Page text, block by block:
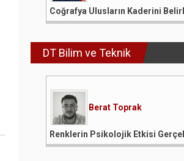
Coğrafya Ulusların Kaderini
DT Bilim ve Teknik
Berat Toprak
Renklerin Psikolojik Etkisi